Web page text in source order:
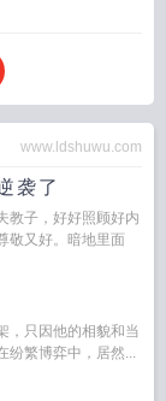
www.ldshuwu.com
袭了
教子，好好照顾好内
敬又好。暗地里面
，只因他的相貌和当
纷繁博弈中，居然...